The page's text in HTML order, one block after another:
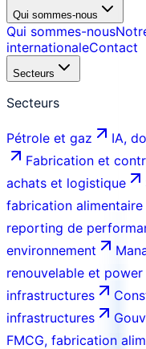
Qui sommes-nous
Qui sommes-nous
internationaleContact
Secteurs
Secteurs
Pétrole et gaz
IA,
Fabrication et
achats et logistique
fabrication
reporting de
environnement
renouvelable et power
infrastructures
infrastructures
FMCG, fabrication